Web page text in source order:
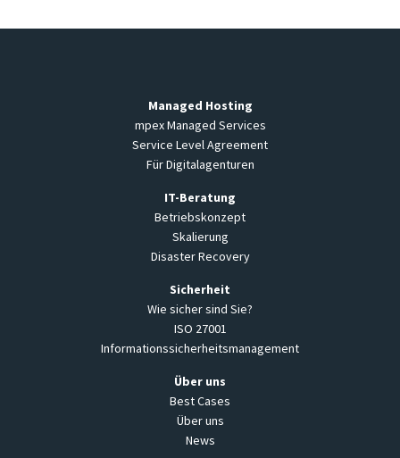
Managed Hosting
mpex Managed Services
Service Level Agreement
Für Digitalagenturen
IT-Beratung
Betriebskonzept
Skalierung
Disaster Recovery
Sicherheit
Wie sicher sind Sie?
ISO 27001
Informationssicherheitsmanagement
Über uns
Best Cases
Über uns
News